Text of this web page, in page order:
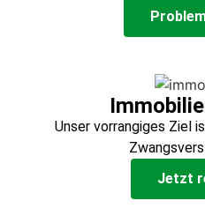
Unser vorrangiges Ziel
Jetzt